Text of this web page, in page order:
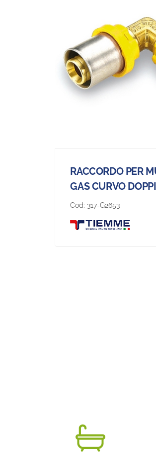
RACCORDO PER
GAS CURVO
Cod: 317-G2653